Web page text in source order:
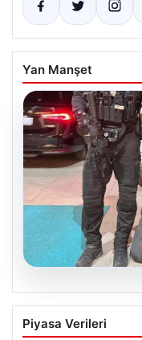
Yan Manşet
05.08.2026
FETÖ’nün
Yıldızın
Piyasa Verileri